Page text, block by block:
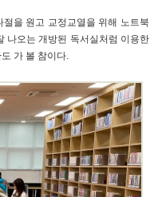
을 원고 교정교열을 위해 노트북
나오는 개방된 독서실처럼 이용한
가 볼 참이다.